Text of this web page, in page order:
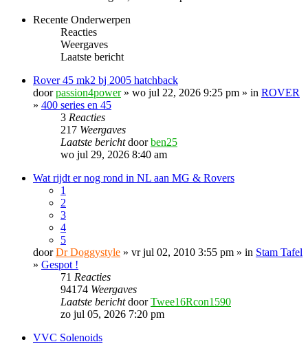
Recente Onderwerpen
Reacties
Weergaves
Laatste bericht
Rover 45 mk2 bj 2005 hatchback
doorpassion4power» wo jul 22, 2026 9:25 pm » in ROVER
» 400 series en 45
3 Reacties
217 Weergaves
Laatste berichtdoorben25
wo jul 29, 2026 8:40 am
Wat rijdt er nog rond in NL aan MG & Rovers
1
2
3
4
5
doorDr Doggystyle » vr jul 02, 2010 3:55 pm » in Stam Tafel
» Gespot !
71 Reacties
94174 Weergaves
Laatste berichtdoorTwee16Rcon1590
zo jul 05, 2026 7:20 pm
VVC Solenoids